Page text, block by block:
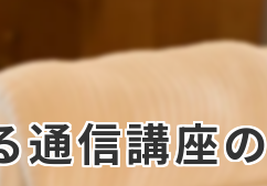
ンストラクターコース
ス
ース
クターセットコース
通信講座